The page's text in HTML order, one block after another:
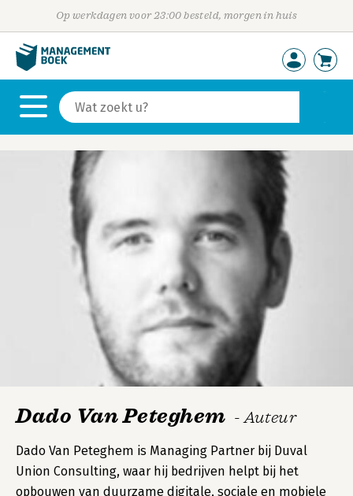
Op werkdagen voor 23:00 besteld, morgen in huis
Dado Van Peteghem - Auteur
Dado Van Peteghem is Managing Partner bij Duval
Union Consulting, waar hij bedrijven helpt bij het
opbouwen van duurzame digitale, sociale en mobiele